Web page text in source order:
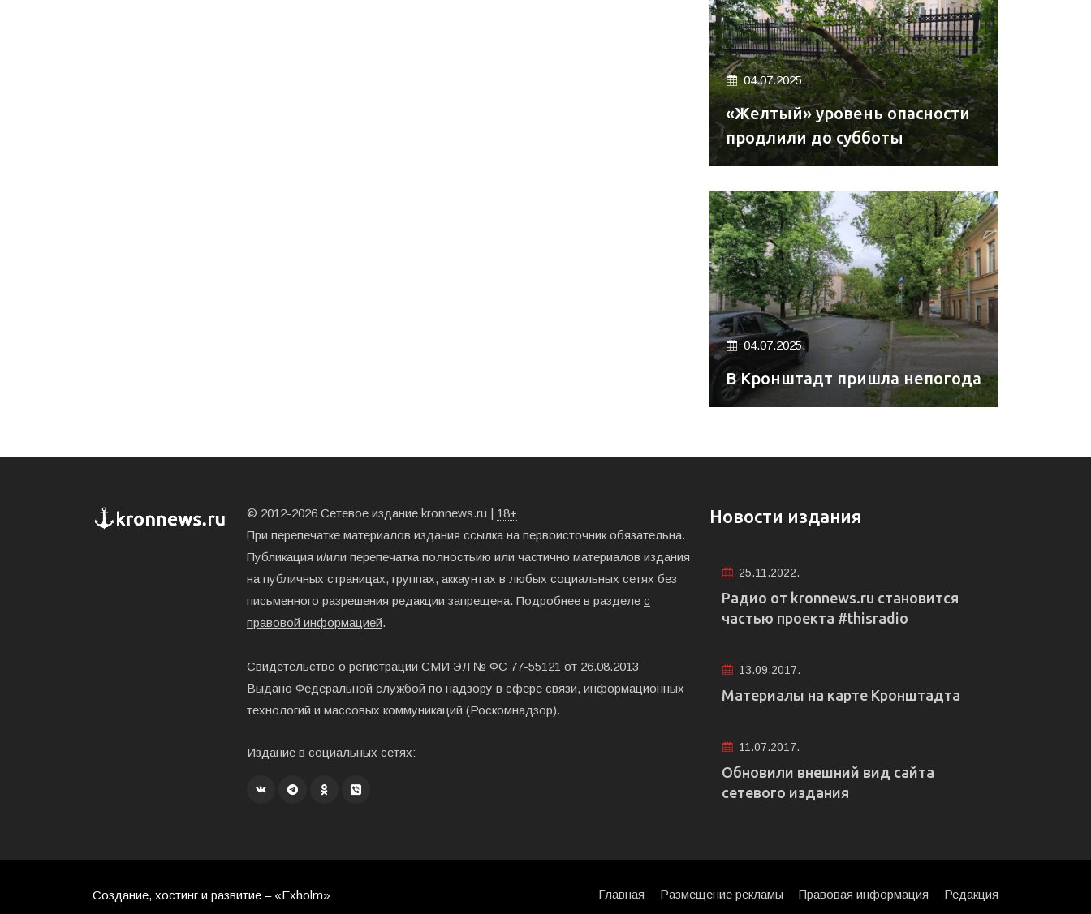
04.07.2025.
«Желтый» уровень опасности
продлили до субботы
04.07.2025.
В Кронштадт пришла непогода
© 2012-2026 Сетевое издание kronnews.ru | 18+
При перепечатке материалов издания ссылка на первоисточник обязательна.
Публикация и/или перепечатка полностьию или частично материалов издания
на публичных страницах, группах, аккаунтах в любых социальных сетях без
письменного разрешения редакции запрещена. Подробнее в разделе с
правовой информацией.
Свидетельство о регистрации СМИ ЭЛ № ФС 77-55121 от 26.08.2013
Выдано Федеральной службой по надзору в сфере связи, информационных
технологий и массовых коммуникаций (Роскомнадзор).
Издание в социальных сетях:
Новости издания
25.11.2022.
Радио от kronnews.ru становится
частью проекта #thisradio
13.09.2017.
Материалы на карте Кронштадта
11.07.2017.
Обновили внешний вид сайта
сетевого издания
Создание, хостинг и развитие – «Exholm» Главная Размещение рекламы Правовая информация Редакция